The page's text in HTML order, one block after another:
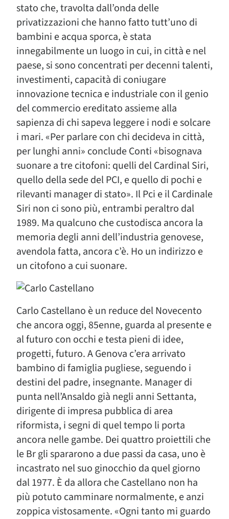
stato che, travolta dall’onda delle
privatizzazioni che hanno fatto tutt’uno di
bambini e acqua sporca, è stata
innegabilmente un luogo in cui, in città e nel
paese, si sono concentrati per decenni talenti,
investimenti, capacità di coniugare
innovazione tecnica e industriale con il genio
del commercio ereditato assieme alla
sapienza di chi sapeva leggere i nodi e solcare
i mari. «Per parlare con chi decideva in città,
per lunghi anni» conclude Conti «bisognava
suonare a tre citofoni: quelli del Cardinal Siri,
quello della sede del PCI, e quello di pochi e
rilevanti manager di stato». Il Pci e il Cardinale
Siri non ci sono più, entrambi peraltro dal
1989. Ma qualcuno che custodisca ancora la
memoria degli anni dell’industria genovese,
avendola fatta, ancora c’è. Ho un indirizzo e
un citofono a cui suonare.
Carlo Castellano è un reduce del Novecento
che ancora oggi, 85enne, guarda al presente e
al futuro con occhi e testa pieni di idee,
progetti, futuro. A Genova c’era arrivato
bambino di famiglia pugliese, seguendo i
destini del padre, insegnante. Manager di
punta nell’Ansaldo già negli anni Settanta,
dirigente di impresa pubblica di area
riformista, i segni di quel tempo li porta
ancora nelle gambe. Dei quattro proiettili che
le Br gli spararono a due passi da casa, uno è
incastrato nel suo ginocchio da quel giorno
dal 1977. È da allora che Castellano non ha
più potuto camminare normalmente, e anzi
zoppica vistosamente. «Ogni tanto mi guardo